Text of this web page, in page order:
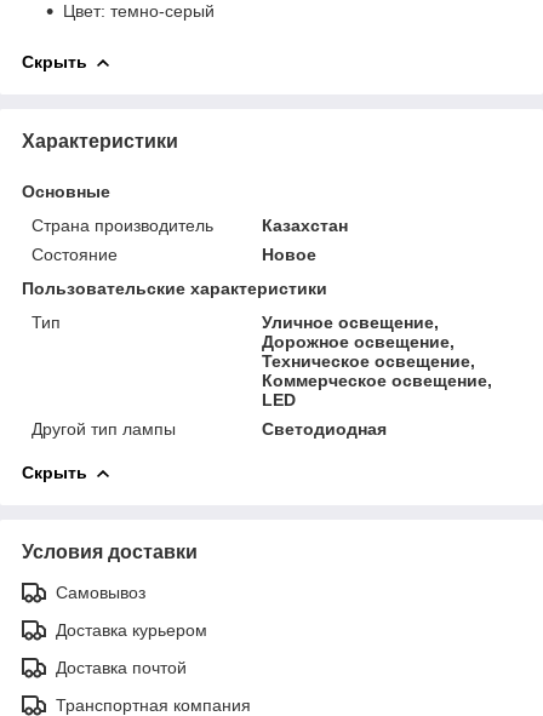
Цвет: темно-серый
Скрыть
Характеристики
Основные
Страна производитель
Казахстан
Состояние
Новое
Пользовательские характеристики
Тип
Уличное освещение,
Дорожное освещение,
Техническое освещение,
Коммерческое освещение,
LED
Другой тип лампы
Светодиодная
Скрыть
Условия доставки
Самовывоз
Доставка курьером
Доставка почтой
Транспортная компания